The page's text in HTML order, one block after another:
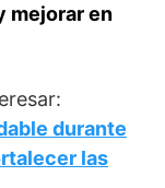
mejorar en
durante
las